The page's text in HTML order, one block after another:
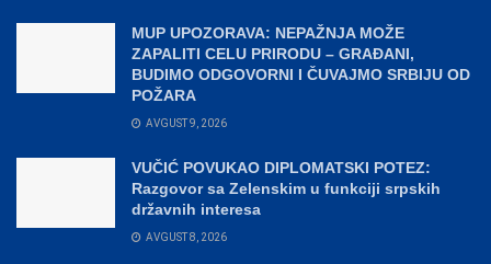
MUP UPOZORAVA: NEPAŽNJA MOŽE
ZAPALITI CELU PRIRODU – GRAĐANI,
BUDIMO ODGOVORNI I ČUVAJMO SRBIJU OD
POŽARA
AVGUST 9, 2026
VUČIĆ POVUKAO DIPLOMATSKI POTEZ:
Razgovor sa Zelenskim u funkciji srpskih
državnih interesa
AVGUST 8, 2026